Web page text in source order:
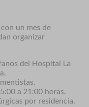
un mes de
organizar
del Hospital La
a 21:00 horas.
por residencia.